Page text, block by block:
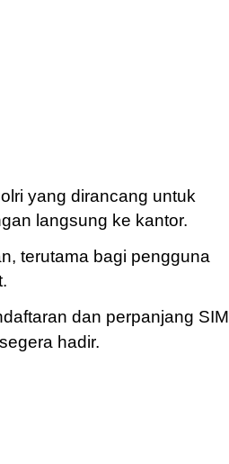
yang dirancang untuk
langsung ke kantor.
terutama bagi pengguna
dan perpanjang SIM
hadir.